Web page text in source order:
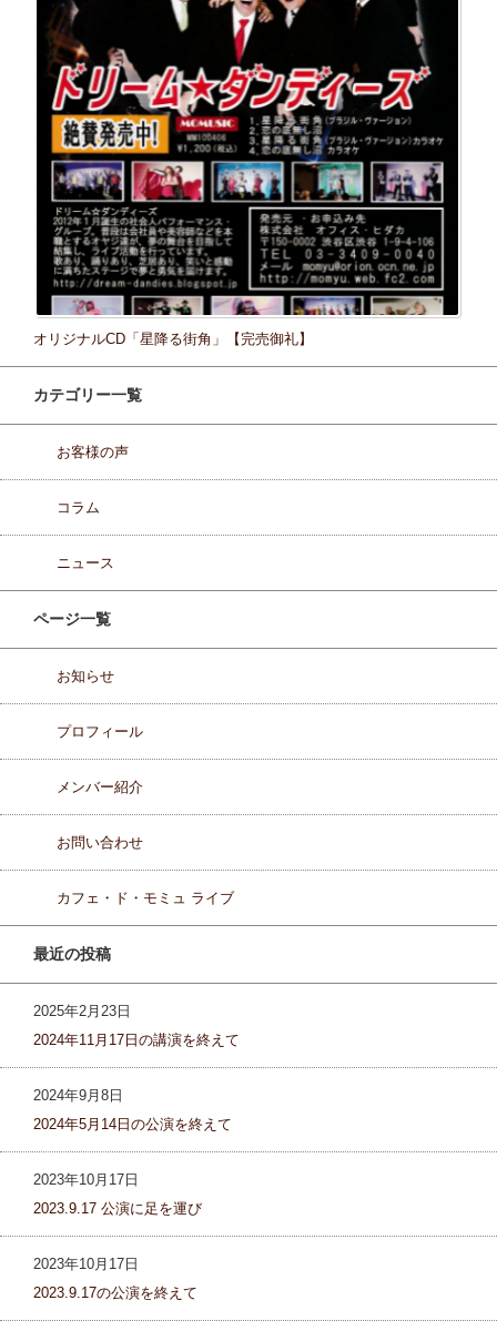
オリジナルCD「星降る街角」【完売御礼】
カテゴリー一覧
お客様の声
コラム
ニュース
ページ一覧
お知らせ
プロフィール
メンバー紹介
お問い合わせ
カフェ・ド・モミュ ライブ
最近の投稿
2025年2月23日
2024年11月17日の講演を終えて
2024年9月8日
2024年5月14日の公演を終えて
2023年10月17日
2023.9.17 公演に足を運び
2023年10月17日
2023.9.17の公演を終えて